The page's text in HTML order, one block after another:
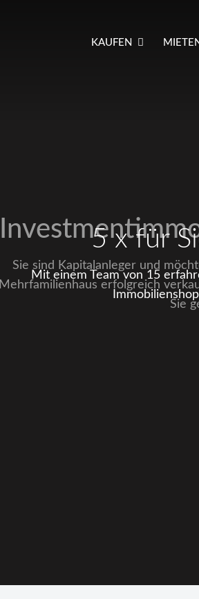
KAUFEN
Sie sind Kapitalanleger und
Mehrfamilienhaus erfolgreich
Sie
5 x für
Mit einem Team von 15